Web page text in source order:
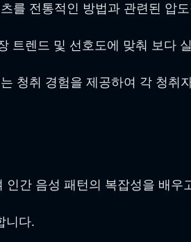
를 전통적인 방법과 관련된 압
트렌드 및 선호도에 맞춰 보다
청취 경험을 제공하여 각 청취
간 음성 패턴의 복잡성을 배
니다.